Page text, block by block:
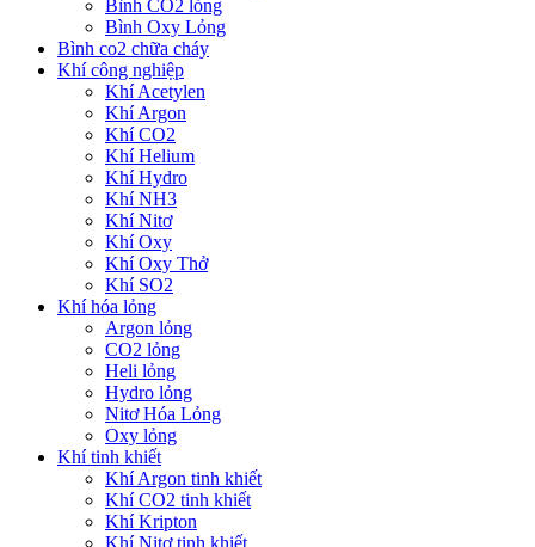
Bình CO2 lỏng
Bình Oxy Lỏng
Bình co2 chữa cháy
Khí công nghiệp
Khí Acetylen
Khí Argon
Khí CO2
Khí Helium
Khí Hydro
Khí NH3
Khí Nitơ
Khí Oxy
Khí Oxy Thở
Khí SO2
Khí hóa lỏng
Argon lỏng
CO2 lỏng
Heli lỏng
Hydro lỏng
Nitơ Hóa Lỏng
Oxy lỏng
Khí tinh khiết
Khí Argon tinh khiết
Khí CO2 tinh khiết
Khí Kripton